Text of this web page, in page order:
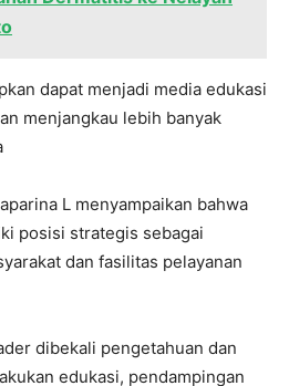
dapat menjadi media edukasi
menjangkau lebih banyak
L menyampaikan bahwa
posisi strategis sebagai
dan fasilitas pelayanan
dibekali pengetahuan dan
edukasi, pendampingan